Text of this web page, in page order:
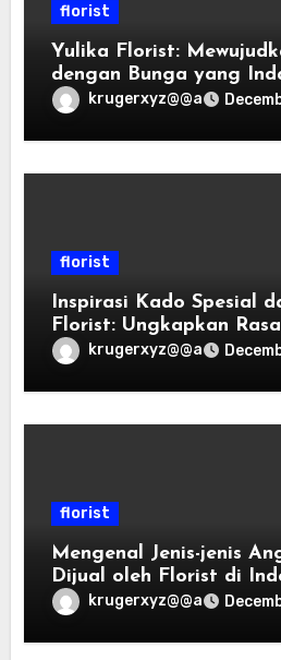
florist
Yulika Florist:
dengan Bunga yang
krugerxyz@@a
florist
Inspirasi Kado Spesial
Florist: Ungkapkan
krugerxyz@@a
florist
Mengenal Jenis-jenis
Dijual oleh Florist di
krugerxyz@@a